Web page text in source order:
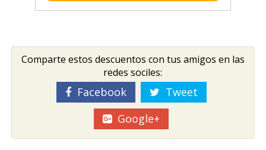
Comparte estos descuentos con tus amigos en las
redes sociles:
Facebook
Tweet
Google+